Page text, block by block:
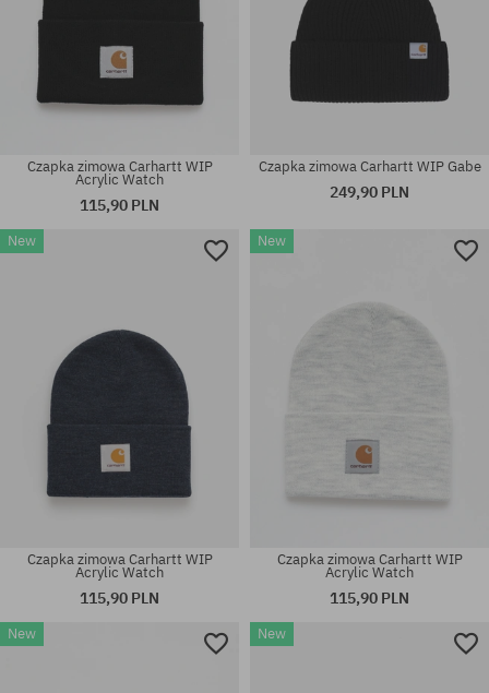
Czapka zimowa Carhartt WIP
Acrylic Watch
115,90 PLN
Czapka zimowa Carhartt WIP Gabe
249,90 PLN
New
Czapka zimowa Carhartt WIP
Acrylic Watch
115,90 PLN
New
Czapka zimowa Carhartt WIP
Acrylic Watch
115,90 PLN
New New